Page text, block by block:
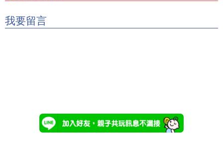
我要留言